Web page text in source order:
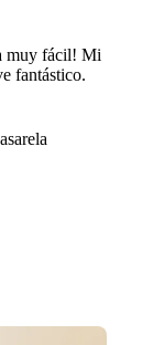
muy fácil! Mi
fantástico.